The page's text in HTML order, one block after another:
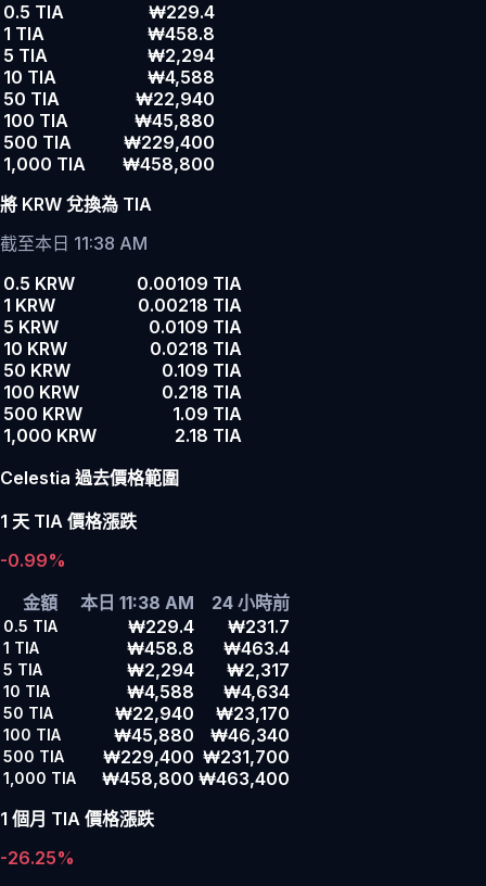
0.5 TIA
₩229.4
1 TIA
₩458.8
5 TIA
₩2,294
10 TIA
₩4,588
50 TIA
₩22,940
100 TIA
₩45,880
500 TIA
₩229,400
1,000 TIA
₩458,800
將 KRW 兌換為 TIA
截至本日 11:38 AM
0.5 KRW
0.00109 TIA
1 KRW
0.00218 TIA
5 KRW
0.0109 TIA
10 KRW
0.0218 TIA
50 KRW
0.109 TIA
100 KRW
0.218 TIA
500 KRW
1.09 TIA
1,000 KRW
2.18 TIA
Celestia 過去價格範圍
1 天 TIA 價格漲跌
-0.99%
金額
本日 11:38 AM 24 小時前
0.5 TIA ₩229.4 ₩231.7
1 TIA ₩458.8 ₩463.4
5 TIA ₩2,294 ₩2,317
10 TIA ₩4,588 ₩4,634
50 TIA ₩22,940 ₩23,170
100 TIA ₩45,880 ₩46,340
500 TIA ₩229,400 ₩231,700
1,000 TIA ₩458,800 ₩463,400
1 個月 TIA 價格漲跌
-26.25%